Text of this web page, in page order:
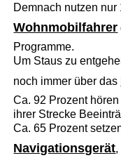
Demnach nutzen nur
Wohnmobilfahrer
Programme.
Um Staus zu
noch immer über das
Ca. 92 Prozent
ihrer Strecke
Ca. 65 Prozent
Navigationsgerät,